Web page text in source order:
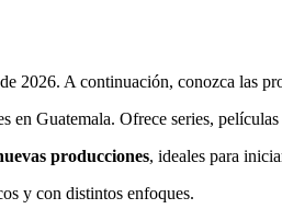
2026. A continuación, conozca las
Guatemala. Ofrece series,
producciones, ideales para
y con distintos enfoques.